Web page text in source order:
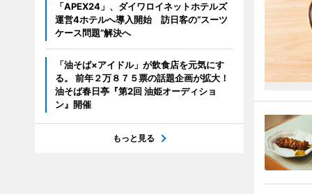
「APEX24」、ダイワロイネットホテルズ
運営4ホテルへ導入開始 訪日客の“スーツ
ケース問題”解決へ
「油そば×アイドル」が飲食店を元気にす
る。 前年２万８７５票の話題企画が拡大！
油そば春日亭『第2回 油姫オーディショ
ン』開催
もっと見る